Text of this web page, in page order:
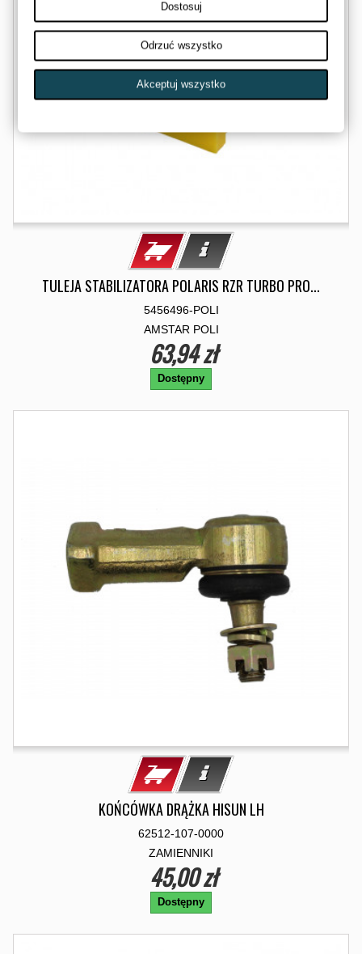
TULEJA STABILIZATORA POLARIS RZR TURBO PRO...
5456496-POLI
AMSTAR POLI
63,94 zł
Dostępny
KOŃCÓWKA DRĄŻKA HISUN LH
62512-107-0000
ZAMIENNIKI
45,00 zł
Dostępny
Dostosuj
Odrzuć wszystko
Akceptuj wszystko